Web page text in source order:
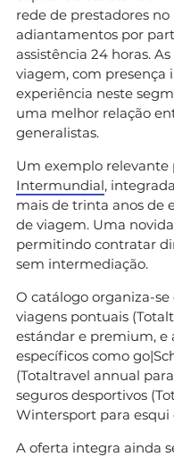
rede de prestadores
adiantamentos por
assistência 24 horas.
viagem, com presença
experiência neste
uma melhor relação
generalistas.
Um exemplo relevante
Intermundial,
mais de trinta anos de
de viagem. Uma
permitindo contratar
sem intermediação.
O catálogo organiza-
viagens pontuais
estándar e premium, e
específicos como
(Totaltravel annual
seguros desportivos
Wintersport para esqui
A oferta integra ainda